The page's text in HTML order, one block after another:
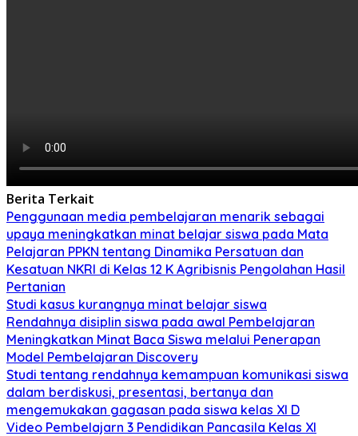
Berita Terkait
Penggunaan media pembelajaran menarik sebagai
upaya meningkatkan minat belajar siswa pada Mata
Pelajaran PPKN tentang Dinamika Persatuan dan
Kesatuan NKRI di Kelas 12 K Agribisnis Pengolahan Hasil
Pertanian
Studi kasus kurangnya minat belajar siswa
Rendahnya disiplin siswa pada awal Pembelajaran
Meningkatkan Minat Baca Siswa melalui Penerapan
Model Pembelajaran Discovery
Studi tentang rendahnya kemampuan komunikasi siswa
dalam berdiskusi, presentasi, bertanya dan
mengemukakan gagasan pada siswa kelas XI D
Video Pembelajarn 3 Pendidikan Pancasila Kelas XI